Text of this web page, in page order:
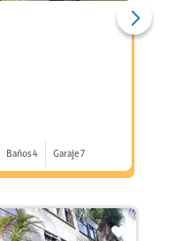
Baños 4 Garaje 7